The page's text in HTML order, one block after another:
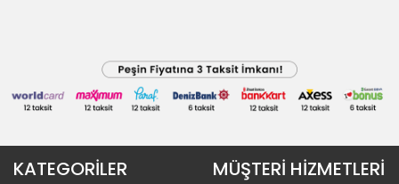
KATEGORİLER MÜŞTERİ HİZMETLERİ